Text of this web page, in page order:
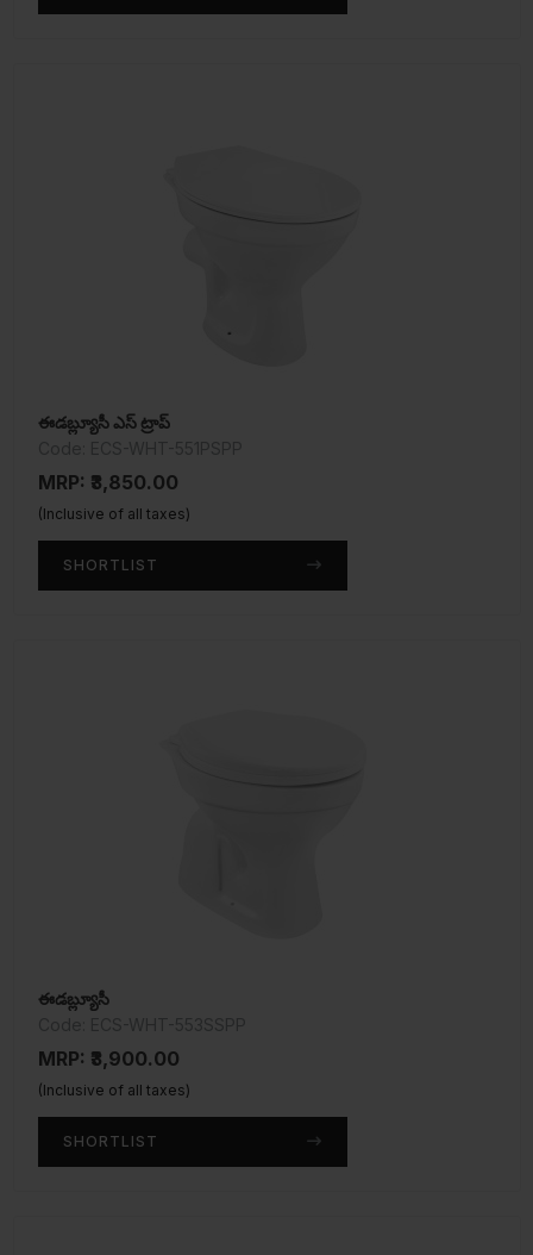
ఈడబ్ల్యూసీ ఎస్ ట్రాప్
MRP: ₹3,850.00
(Inclusive of all taxes)
SHORTLIST
ఈడబ్ల్యూసీ
MRP: ₹3,900.00
(Inclusive of all taxes)
SHORTLIST